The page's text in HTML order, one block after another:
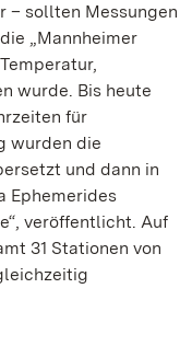
– sollten Messungen
„Mannheimer
wurde. Bis heute
für
wurden die
und dann in
Ephemerides
veröffentlicht. Auf
31 Stationen von